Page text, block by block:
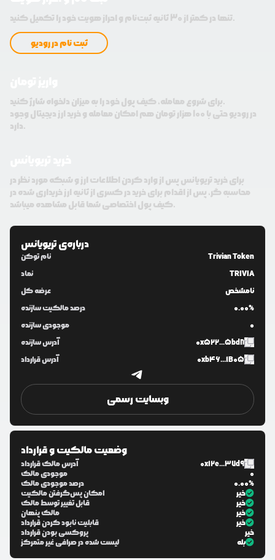
تنها در کمتر از 30 ثانیه ثبت‌نام و احراز هویت خود را تکمیل کنید.
ثبت نام در رودیو
برای شروع معامله، کیف پول خود را به میزان دلخواه شارژ کنید.
در رودیو حتی با 100 هزار تومان هم امکان معامله و خرید ارز دیجیتال وجود
دارد.
برای خرید تریویانس پس از وارد کردن اطلاعات ارز و شبکه مورد نظر در
محاسبه گر، پس از اقدام برای خرید در کسری از ثانیه ارز خریداری شده در
کیف پول اختصاصی شما قابل مشاهده میباشد.
درباره‌یتریویانس
نام توکن
Trivian Token
نماد
TRIVIA
عرضه کل
نامشخص
درصد مالکیت سازنده
0.00%
موجودی سازنده
0
آدرس سازنده
0x522...5bd8
آدرس قرارداد
0xb46...1B05
وبسایت رسمی
وضعیت مالکیت و قرارداد
آدرس مالک قرارداد
0x12e...37d9
موجودی مالک
0
درصد موجودی مالک
0.00%
امکان پس‌گرفتن مالکیت
خیر
قابل تغییر توسط مالک
خیر
مالک پنهان
خیر
قابلیت نابود کردن قرارداد
خیر
پروکسی بودن قرارداد
خیر
لیست شده در صرافی غیر متمرکز
بله